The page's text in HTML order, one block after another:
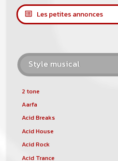
Les petites annonces
Style musical
2 tone
Aarfa
Acid Breaks
Acid House
Acid Rock
Acid Trance